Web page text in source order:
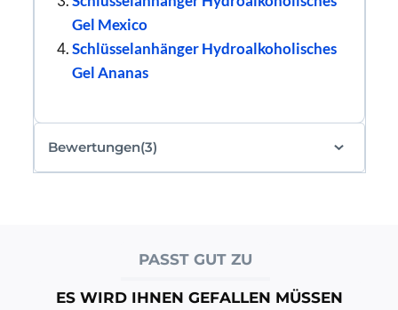
Gel Mexico
Schlüsselanhänger Hydroalkoholisches
Gel Ananas
Bewertungen(3)
PASST GUT ZU
ES WIRD IHNEN GEFALLEN MÜSSEN